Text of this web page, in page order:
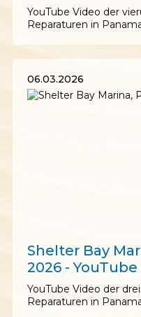
YouTube Video der
Reparaturen in
06.03.2026
Shelter Bay
2026 - YouTube
YouTube Video der
Reparaturen in